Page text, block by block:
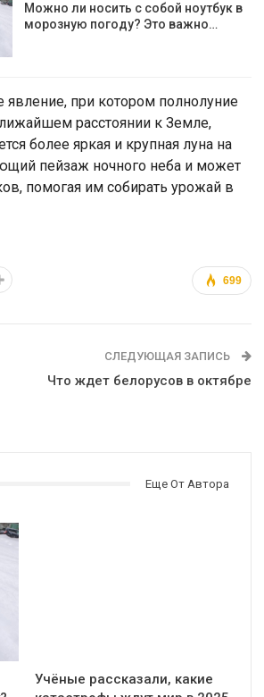
Можно ли носить с собой ноутбук в
морозную погоду? Это важно…
явление, при котором полнолуние
расстоянии к Земле,
более яркая и крупная луна на
пейзаж ночного неба и может
помогая им собирать урожай в
699
СЛЕДУЮЩАЯ ЗАПИСЬ
Что ждет белорусов в октябре
Еще От Автора
Учёные рассказали, какие